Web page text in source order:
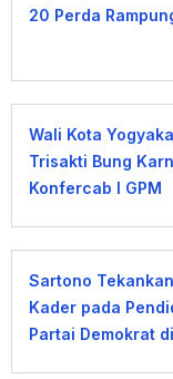
20 Perda
Wali Kota
Trisakti Bung
Konfercab I GPM
Sartono
Kader pada
Partai Demokrat